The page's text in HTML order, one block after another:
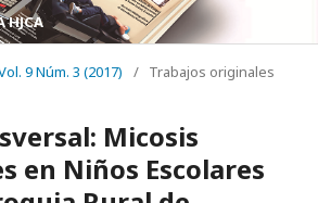
HJCA
9 Núm. 3 (2017) / Trabajos originales
Micosis
en Niños Escolares